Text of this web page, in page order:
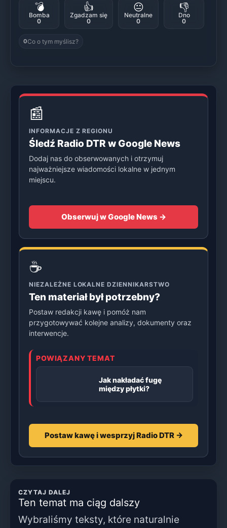
💣
Bomba
0
👍
Zgadzam się
0
😐
Neutralne
0
👎
Dno
0
0Co o tym myślisz?
📰
INFORMACJE Z REGIONU
Śledź Radio DTR w Google News
Dodaj nas do obserwowanych i otrzymuj
najważniejsze wiadomości lokalne w jednym
miejscu.
Obserwuj w Google News →
☕
NIEZALEŻNE LOKALNE DZIENNIKARSTWO
Ten materiał był potrzebny?
Postaw redakcji kawę i pomóż nam
przygotowywać kolejne analizy, dokumenty oraz
interwencje.
POWIĄZANY TEMAT
Jak nakładać fugę
między płytki?
Postaw kawę i wesprzyj Radio DTR →
CZYTAJ DALEJ
Ten temat ma ciąg dalszy
Wybraliśmy teksty, które naturalnie